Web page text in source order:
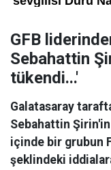
GFB
Sebahattin
tükendi...'
Galatasaray
Sebahattin
içinde bir grubun
şeklindeki